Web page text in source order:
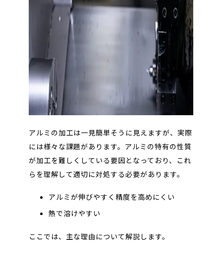
アルミの加工は一見簡単そうに見えますが、実際
には様々な課題があります。アルミの特有の性質
が加工を難しくしている要因となっており、 これ
らを理解して適切に対処する必要があります。
アルミが伸びやすく精度を高めにくい
熱で溶けやすい
ここでは、主な理由について解説します。